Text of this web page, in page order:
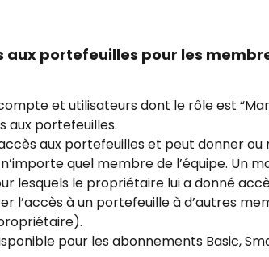
aux portefeuilles pour les
et utilisateurs dont le rôle est
aux portefeuilles.
aux portefeuilles et peut donner
quel membre de l’équipe. Un
lesquels le propriétaire lui a donné
l’accès à un portefeuille à d’autres
pour les abonnements Basic,